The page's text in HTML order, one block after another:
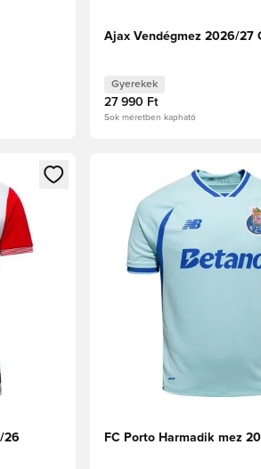
Ajax Vendégmez 2026/27
Gyerekek
27 990 Ft
Sok méretben kapható
vagy a tagként való
26
Megnyit egy modált a
FC Porto Harmadik mez